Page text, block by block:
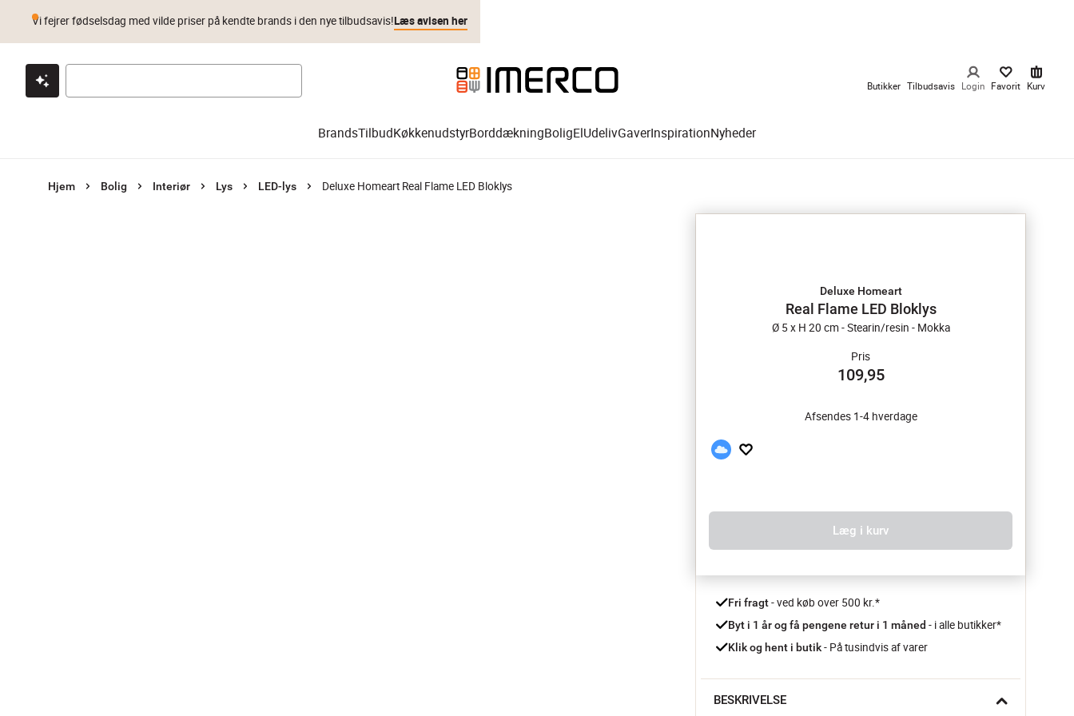
Klik & hent Byt i 1 år Prismatch
Vi fejrer fødselsdag med vilde priser på kendte brands i den nye tilbudsavis!Læs avisen her
Butikker Tilbudsavis Login Favorit Kurv
BrandsTilbudKøkkenudstyrBorddækningBoligElUdelivGaverInspirationNyheder
Hjem Bolig Interiør Lys LED-lys Deluxe Homeart Real Flame LED Bloklys
Deluxe Homeart
Real Flame LED Bloklys
Ø 5 x H 20 cm - Stearin/resin - Mokka
Pris
109,95
Afsendes 1-4 hverdage
Læg i kurv
Fri fragt - ved køb over 500 kr.*
Byt i 1 år og få pengene retur i 1 måned - i alle butikker*
Klik og hent i butik - På tusindvis af varer
BESKRIVELSE